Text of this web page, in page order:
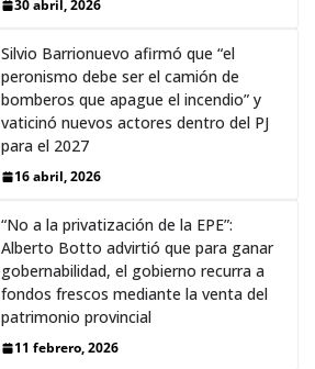
30 abril, 2026
Silvio Barrionuevo afirmó que “el
peronismo debe ser el camión de
bomberos que apague el incendio” y
vaticinó nuevos actores dentro del PJ
para el 2027
16 abril, 2026
“No a la privatización de la EPE”:
Alberto Botto advirtió que para ganar
gobernabilidad, el gobierno recurra a
fondos frescos mediante la venta del
patrimonio provincial
11 febrero, 2026